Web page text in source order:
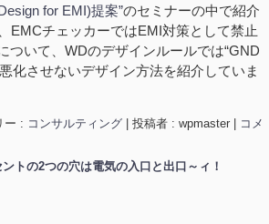
for EMI)提案”のセミナーの中で紹介
EMCチェッカーではEMI対策として禁止
ついて、WDのデザインルールでは“GND
化させないデザイン方法を紹介していま
ー : コンサルティング 投稿者 : wpmaster
コメ
トの2つの穴は電気の入口と出口～ィ！